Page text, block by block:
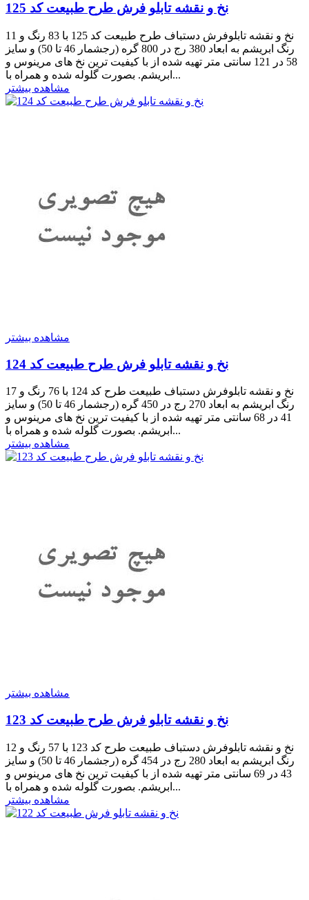
نخ و نقشه تابلو فرش طرح طبیعت کد 125
نخ و نقشه تابلوفرش دستباف طرح طبیعت کد 125 با 83 رنگ و 11
رنگ ابریشم به ابعاد 380 رج در 800 گره (رجشمار 46 تا 50) و سایز
58 در 121 سانتی متر تهیه شده از با کیفیت ترین نخ های مرینوس و
ابریشم. بصورت گلوله شده و همراه با...
مشاهده بیشتر
مشاهده بیشتر
نخ و نقشه تابلو فرش طرح طبیعت کد 124
نخ و نقشه تابلوفرش دستباف طبیعت طرح کد 124 با 76 رنگ و 17
رنگ ابریشم به ابعاد 270 رج در 450 گره (رجشمار 46 تا 50) و سایز
41 در 68 سانتی متر تهیه شده از با کیفیت ترین نخ های مرینوس و
ابریشم. بصورت گلوله شده و همراه با...
مشاهده بیشتر
مشاهده بیشتر
نخ و نقشه تابلو فرش طرح طبیعت کد 123
نخ و نقشه تابلوفرش دستباف طبیعت طرح کد 123 با 57 رنگ و 12
رنگ ابریشم به ابعاد 280 رج در 454 گره (رجشمار 46 تا 50) و سایز
43 در 69 سانتی متر تهیه شده از با کیفیت ترین نخ های مرینوس و
ابریشم. بصورت گلوله شده و همراه با...
مشاهده بیشتر